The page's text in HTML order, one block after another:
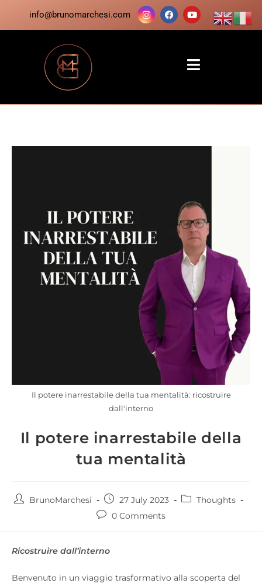
info@brunomarchesi.com
Il potere inarrestabile della tua mentalità: ricostruire
dall'interno
Il potere inarrestabile della
tua mentalità
BrunoMarchesi 27 July 2023
Thoughts
0 Comments
Ricostruire dall’interno
Benvenuto in un viaggio trasformativo alla scoperta del